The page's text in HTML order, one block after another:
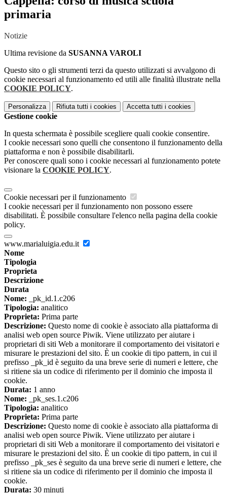
primaria
Notizie
Ultima revisione da SUSANNA VAROLI
Questo sito o gli strumenti terzi da questo utilizzati si avvalgono di
cookie necessari al funzionamento ed utili alle finalità illustrate nella
COOKIE POLICY.
Personalizza Rifiuta tutti i cookies Accetta tutti i cookies
Gestione cookie
In questa schermata è possibile scegliere quali cookie consentire.
I cookie necessari sono quelli che consentono il funzionamento della
piattaforma e non è possibile disabilitarli.
Per conoscere quali sono i cookie necessari al funzionamento potete
visionare la COOKIE POLICY.
Cookie necessari per il funzionamento
I cookie necessari per il funzionamento non possono essere
disabilitati. È possibile consultare l'elenco nella pagina della cookie
policy.
www.marialuigia.edu.it
Nome
Tipologia
Proprieta
Descrizione
Durata
Nome: _pk_id.1.c206
Tipologia: analitico
Proprieta: Prima parte
Descrizione: Questo nome di cookie è associato alla piattaforma di
analisi web open source Piwik. Viene utilizzato per aiutare i
proprietari di siti Web a monitorare il comportamento dei visitatori e
misurare le prestazioni del sito. È un cookie di tipo pattern, in cui il
prefisso _pk_id è seguito da una breve serie di numeri e lettere, che
si ritiene sia un codice di riferimento per il dominio che imposta il
cookie.
Durata: 1 anno
Nome: _pk_ses.1.c206
Tipologia: analitico
Proprieta: Prima parte
Descrizione: Questo nome di cookie è associato alla piattaforma di
analisi web open source Piwik. Viene utilizzato per aiutare i
proprietari di siti Web a monitorare il comportamento dei visitatori e
misurare le prestazioni del sito. È un cookie di tipo pattern, in cui il
prefisso _pk_ses è seguito da una breve serie di numeri e lettere, che
si ritiene sia un codice di riferimento per il dominio che imposta il
cookie.
Durata: 30 minuti